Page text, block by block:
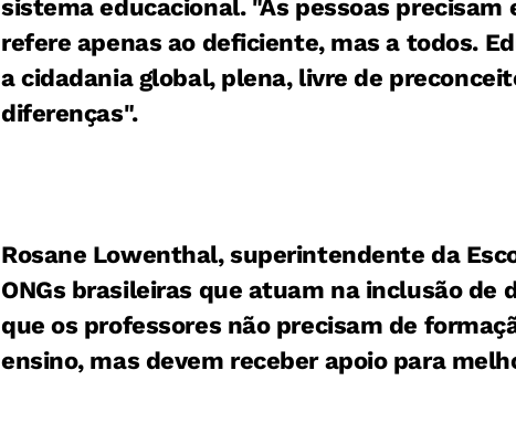
sistema educacional. "As pessoas precisam
refere apenas ao deficiente, mas a todos.
a cidadania global, plena, livre de
diferenças".
Rosane Lowenthal, superintendente da
ONGs brasileiras que atuam na inclusão de
que os professores não precisam de
ensino, mas devem receber apoio para